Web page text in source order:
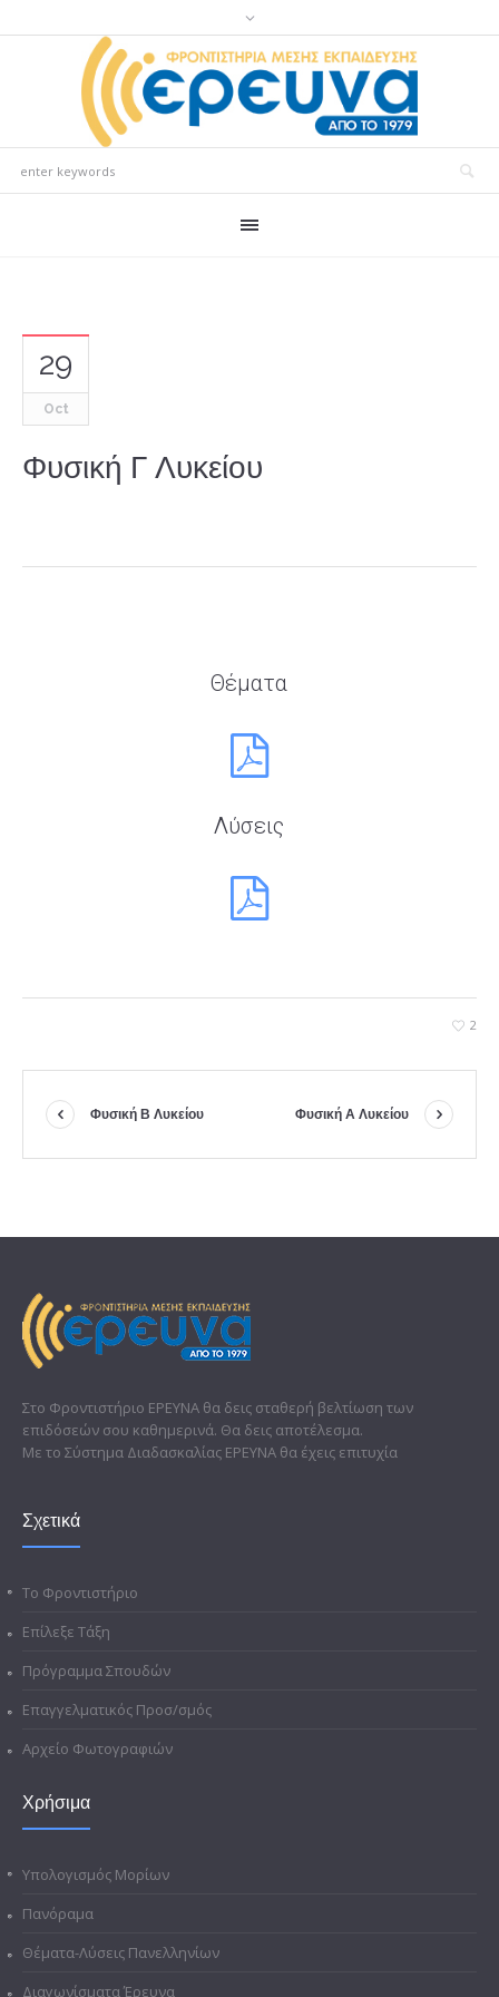
29
Oct
Φυσική Γ Λυκείου
Θέματα
Λύσεις
2
Φυσική Β Λυκείου Φυσική Α Λυκείου
Στο Φροντιστήριο ΕΡΕΥΝΑ θα δεις σταθερή βελτίωση των
επιδόσεών σου καθημερινά. Θα δεις αποτέλεσμα.
Με το Σύστημα Διαδασκαλίας ΕΡΕΥΝΑ θα έχεις επιτυχία
Σχετικά
Το Φροντιστήριο
Επίλεξε Τάξη
Πρόγραμμα Σπουδών
Επαγγελματικός Προσ/σμός
Αρχείο Φωτογραφιών
Χρήσιμα
Υπολογισμός Μορίων
Πανόραμα
Θέματα-Λύσεις Πανελληνίων
Διαγωνίσματα Έρευνα